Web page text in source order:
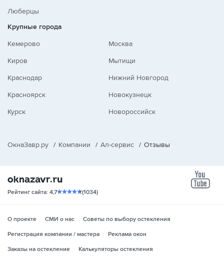
Люберцы
Крупные города
Кемерово
Киров
Краснодар
Красноярск
Курск
Москва
Мытищи
Нижний Новгород
Новокузнецк
Новороссийск
ОкнаЗавр.ру / Компании / Ал-сервис / Отзывы
Рейтинг сайта: 4,7 (1034)
О проекте СМИ о нас
Советы по выбору остекления
Регистрация компании / мастера
Реклама окон
Заказы на остекление
Калькуляторы остекления